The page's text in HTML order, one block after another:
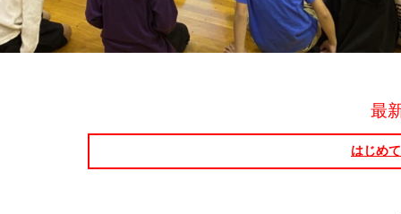
最
はじめ